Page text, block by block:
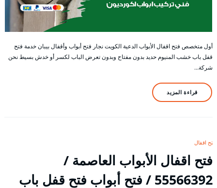
أول متخصص فتح اقفال الأبواب الدعية الكويت نجار فتح أبواب وأقفال بيبان خدمة فتح
قفل باب خشب المنيوم حديد بدون مفتاح وبدون تعرض الباب لكسر أو خدش بسيط نحن
شركة…
قراءة المزيد
فتح اقفال
فتح اقفال الأبواب العاصمة /
55566392 / فتح أبواب فتح قفل باب